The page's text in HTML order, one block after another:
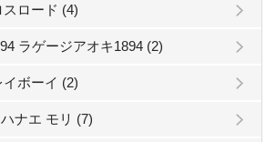
ロード (4)
ラゲージアオキ1894 (2)
ボーイ (2)
ナエ モリ (7)